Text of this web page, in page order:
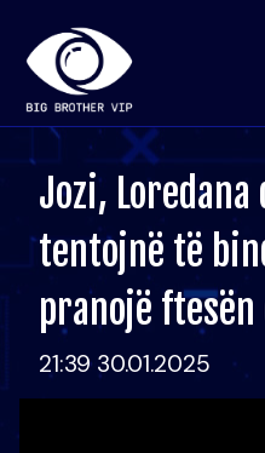
Jozi,
tentojnë të
pranojë ftesën
21:39 30.01.2025